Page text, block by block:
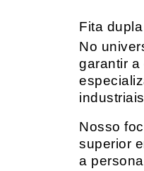
Fita
No
garantir a
Nosso
superior
a